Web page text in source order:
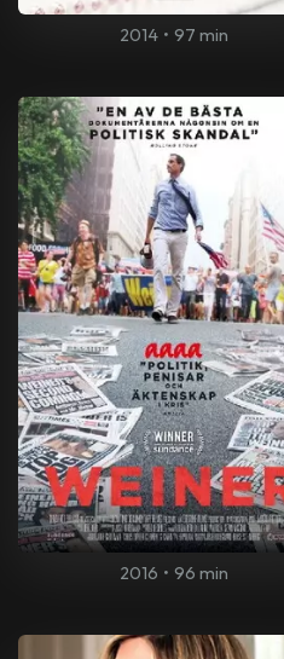
2014 • 97 min
2016 • 96 min